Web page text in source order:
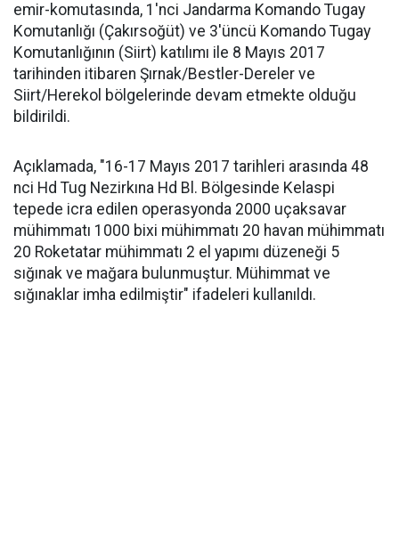
emir-komutasında, 1'nci Jandarma Komando Tugay
Komutanlığı (Çakırsoğüt) ve 3'üncü Komando Tugay
Komutanlığının (Siirt) katılımı ile 8 Mayıs 2017
tarihinden itibaren Şırnak/Bestler-Dereler ve
Siirt/Herekol bölgelerinde devam etmekte olduğu
bildirildi.
Açıklamada, "16-17 Mayıs 2017 tarihleri arasında 48
nci Hd Tug Nezirkına Hd Bl. Bölgesinde Kelaspi
tepede icra edilen operasyonda 2000 uçaksavar
mühimmatı 1000 bixi mühimmatı 20 havan mühimmatı
20 Roketatar mühimmatı 2 el yapımı düzeneği 5
sığınak ve mağara bulunmuştur. Mühimmat ve
sığınaklar imha edilmiştir" ifadeleri kullanıldı.